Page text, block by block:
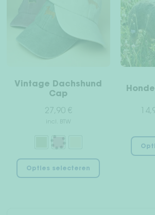
gekozen
worden
op
Vintage Dachshund
Cap
27,90 €
incl. BTW
Opties selecteren